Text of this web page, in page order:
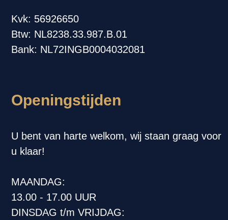
Kvk: 56926650
Btw: NL8238.33.987.B.01
Bank: NL72INGB0004032081
Openingstijden
U bent van harte welkom, wij staan graag voor
u klaar!
MAANDAG:
13.00 - 17.00 UUR
DINSDAG t/m VRIJDAG: